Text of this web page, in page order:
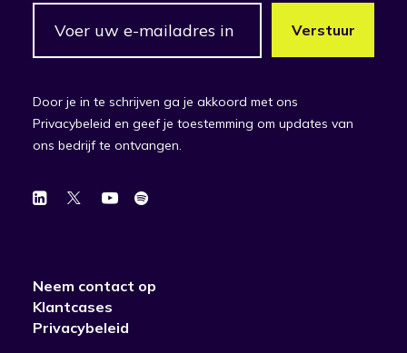
Door je in te schrijven ga je akkoord met ons
Privacybeleid en geef je toestemming om updates van
ons bedrijf te ontvangen.
Neem contact op
Klantcases
Privacybeleid